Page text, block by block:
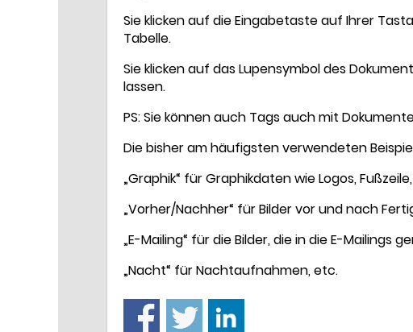
Sie klicken auf die Eingabetaste auf Ihrer
Tabelle.
Sie klicken auf das Lupensymbol des
lassen.
PS: Sie können auch Tags auch mit
Die bisher am häufigsten verwendeten
„Graphik“ für Graphikdaten wie Logos,
„Vorher/Nachher“ für Bilder vor und nach
„E-Mailing“ für die Bilder, die in die E-Mailings
„Nacht“ für Nachtaufnahmen, etc.